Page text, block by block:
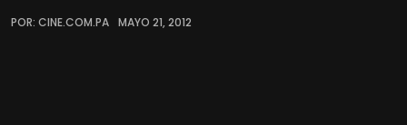
POR: CINE.COM.PA MAYO 21, 2012